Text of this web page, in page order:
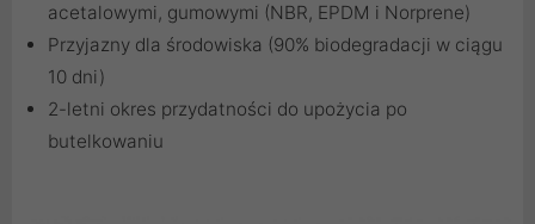
acetalowymi, gumowymi (NBR, EPDM i Norprene)
Przyjazny dla środowiska (90% biodegradacji w ciągu
10 dni)
2-letni okres przydatności do upożycia po
butelkowaniu